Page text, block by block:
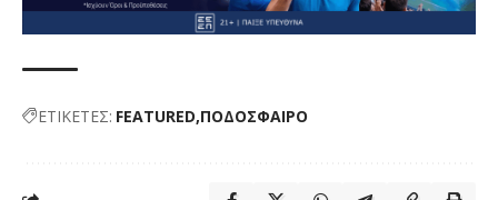
ΕΤΙΚΕΤΕΣ: FEATURED ΠΟΔΟΣΦΑΙΡΟ